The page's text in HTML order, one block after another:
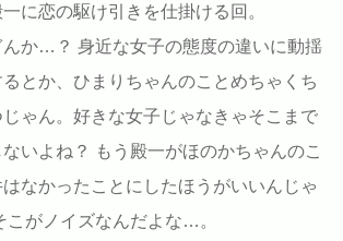
に恋の駆け引きを仕掛ける回。
んか…？ 身近な女子の態度の違いに動揺
とか、ひまりちゃんのことめちゃくち
ゃん。好きな女子じゃなきゃそこまで
いよね？ もう殿一がほのかちゃんのこ
なかったことにしたほうがいいんじゃ
こがノイズなんだよな…。